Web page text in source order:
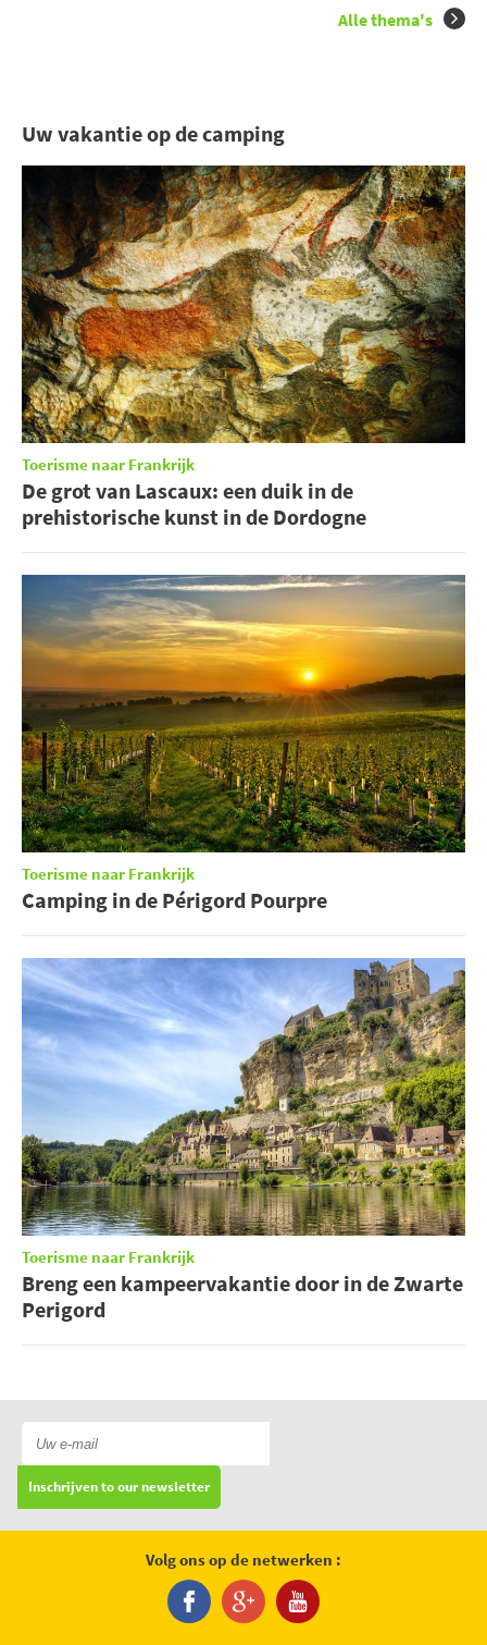
Alle thema's
Uw vakantie op de camping
Toerisme naar Frankrijk
De grot van Lascaux: een duik in de
prehistorische kunst in de Dordogne
Toerisme naar Frankrijk
Camping in de Périgord Pourpre
Toerisme naar Frankrijk
Breng een kampeervakantie door in de Zwarte
Perigord
Inschrijven to our newsletter
Volg ons op de netwerken :